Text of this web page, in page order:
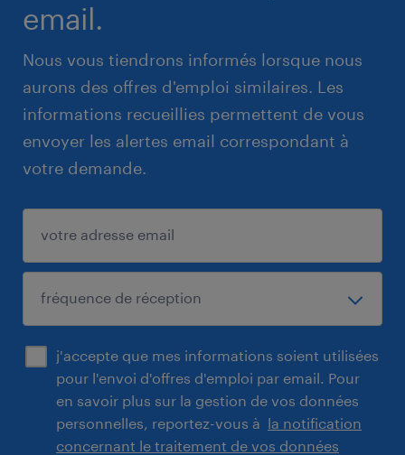
email.
Nous vous tiendrons informés lorsque nous
aurons des offres d'emploi similaires. Les
informations recueillies permettent de vous
envoyer les alertes email correspondant à
votre demande.
j'accepte que mes informations soient utilisées
pour l'envoi d'offres d'emploi par email. Pour
en savoir plus sur la gestion de vos données
personnelles, reportez-vous à la notification
concernant le traitement de vos données